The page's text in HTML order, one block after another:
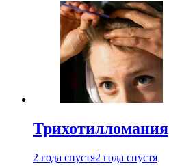
Трихотилломания
2 года спустя2 года спустя